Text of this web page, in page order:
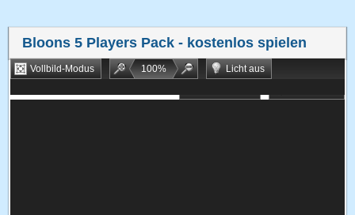
Bloons 5 Players Pack - kostenlos spielen
Vollbild-Modus 100%
Licht aus